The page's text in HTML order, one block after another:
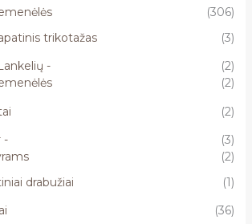
(306)
trikotažas
(3)
-
(2)
(2)
(2)
-
(3)
(2)
drabužiai
(1)
(36)